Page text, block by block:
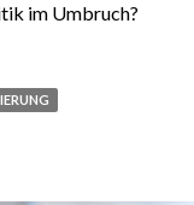
im Umbruch?